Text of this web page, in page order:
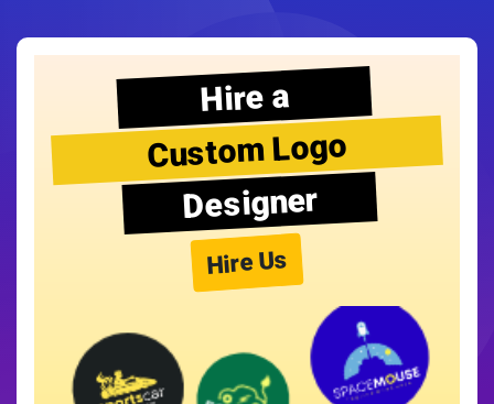
Hire a
Custom Logo
Designer
Hire Us